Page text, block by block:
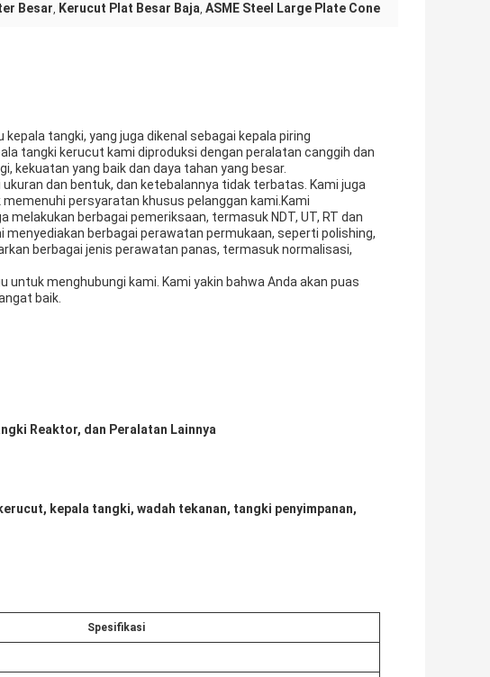
Besar, Kerucut Plat Besar Baja, ASME Steel Large Plate Cone
tangki, yang juga dikenal sebagai kepala piring
tangki kerucut kami diproduksi dengan peralatan canggih dan
kekuatan yang baik dan daya tahan yang besar.
dan bentuk, dan ketebalannya tidak terbatas. Kami juga
persyaratan khusus pelanggan kami.Kami
berbagai pemeriksaan, termasuk NDT, UT, RT dan
berbagai perawatan permukaan, seperti polishing,
berbagai jenis perawatan panas, termasuk normalisasi,
menghubungi kami. Kami yakin bahwa Anda akan puas
baik.
Reaktor, dan Peralatan Lainnya
kepala tangki, wadah tekanan, tangki penyimpanan,
Spesifikasi